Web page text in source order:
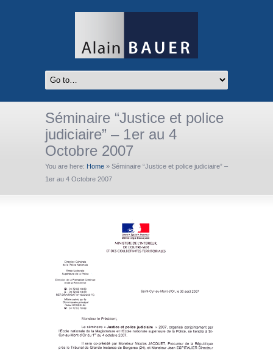
Séminaire “Justice et police
judiciaire” – 1er au 4
Octobre 2007
You are here: Home » Séminaire “Justice et police judiciaire” –
1er au 4 Octobre 2007